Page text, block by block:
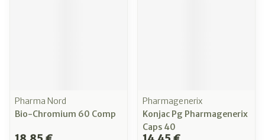
Pharma Nord
Bio-Chromium 60 Comp
Pharmagenerix
Konjac Pg Pharmagenerix
Caps 40